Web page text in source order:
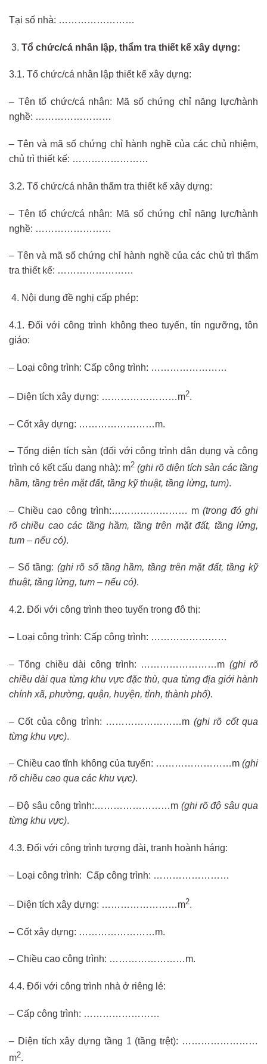
Tại số nhà: ……………………
Tổ chức/cá nhân lập, thẩm tra thiết kế xây dựng:
3.1. Tổ chức/cá nhân lập thiết kế xây dựng:
– Tên tổ chức/cá nhân: Mã số chứng chỉ năng lực/hành
nghề: ……………………
– Tên và mã số chứng chỉ hành nghề của các chủ nhiệm,
chủ trì thiết kế: ……………………
3.2. Tổ chức/cá nhân thẩm tra thiết kế xây dựng:
– Tên tổ chức/cá nhân: Mã số chứng chỉ năng lực/hành
nghề: ……………………
– Tên và mã số chứng chỉ hành nghề của các chủ trì thẩm
tra thiết kế: ……………………
Nội dung đề nghị cấp phép:
4.1. Đối với công trình không theo tuyến, tín ngưỡng, tôn
giáo:
– Loại công trình: Cấp công trình: ……………………
– Diện tích xây dựng: ……………………m2.
– Cốt xây dựng: ……………………m.
– Tổng diện tích sàn (đối với công trình dân dụng và công
trình có kết cấu dạng nhà): m2 (ghi rõ diện tích sàn các tầng
hầm, tầng trên mặt đất, tầng kỹ thuật, tầng lửng, tum).
– Chiều cao công trình:…………………… m (trong đó ghi
rõ chiều cao các tầng hầm, tầng trên mặt đất, tầng lửng,
tum – nếu có).
– Số tầng: (ghi rõ số tầng hầm, tầng trên mặt đất, tầng kỹ
thuật, tầng lửng, tum – nếu có).
4.2. Đối với công trình theo tuyến trong đô thị:
– Loại công trình: Cấp công trình: ……………………
– Tổng chiều dài công trình: ……………………m (ghi rõ
chiều dài qua từng khu vực đặc thù, qua từng địa giới hành
chính xã, phường, quận, huyện, tỉnh, thành phố).
– Cốt của công trình: ……………………m (ghi rõ cốt qua
từng khu vực).
– Chiều cao tĩnh không của tuyến: ……………………m (ghi
rõ chiều cao qua các khu vực).
– Độ sâu công trình:……………………m (ghi rõ độ sâu qua
từng khu vực).
4.3. Đối với công trình tượng đài, tranh hoành háng:
– Loại công trình: Cấp công trình: ……………………
– Diện tích xây dựng: ……………………m2.
– Cốt xây dựng: ……………………m.
– Chiều cao công trình: ……………………m.
4.4. Đối với công trình nhà ở riêng lẻ:
– Cấp công trình: ……………………
– Diện tích xây dựng tầng 1 (tầng trệt): ……………………
m2.